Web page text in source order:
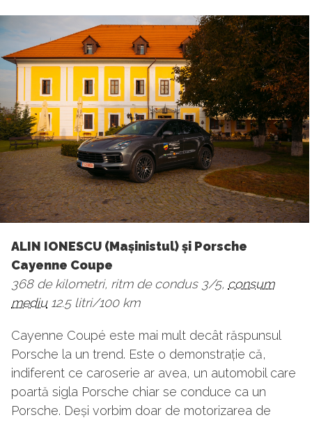
ALIN IONESCU (Mașinistul) și Porsche
Cayenne Coupe
368 de kilometri, ritm de condus 3/5, consum
mediu12.5 litri/100 km
Cayenne Coupé este mai mult decât răspunsul
Porsche la un trend. Este o demonstrație că,
indiferent ce caroserie ar avea, un automobil care
poartă sigla Porsche chiar se conduce ca un
Porsche. Deși vorbim doar de motorizarea de